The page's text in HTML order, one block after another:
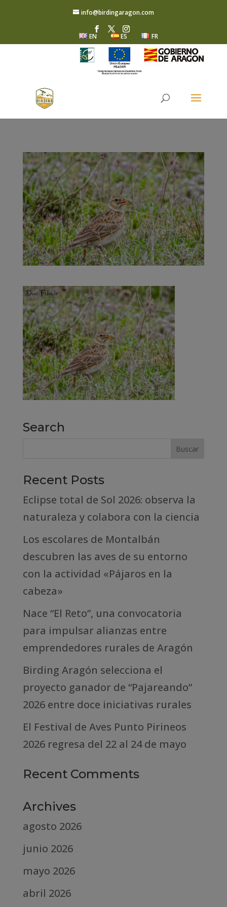
info@birdingaragon.com
EN ES FR
Search
Recent Posts
Eclipse total de Sol 2026: observa la
naturaleza y colabora con la ciencia
Los escolares de Montalbán
descubren las aves de su entorno
con la actividad «Pájaros en la
cabeza»
Nace “El Reto”, una convocatoria
para impulsar alianzas entre
emprendedores rurales de Aragón
Birding Aragón selecciona el
proyecto ganador de “Pajareando”
2026 entre doce iniciativas rurales
El Festival de Aves Punto Pirineos
2026 regresa del 22 al 24 de mayo
Recent Comments
Archives
agosto 2026
junio 2026
mayo 2026
abril 2026